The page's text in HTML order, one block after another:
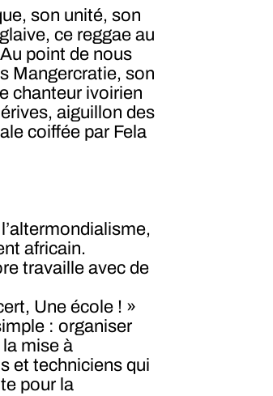
son unité, son
ce reggae au
point de nous
Mangercratie, son
chanteur ivoirien
aiguillon des
coiffée par Fela
africain.
travaille avec de
Une école ! »
: organiser
mise à
et techniciens qui
pour la